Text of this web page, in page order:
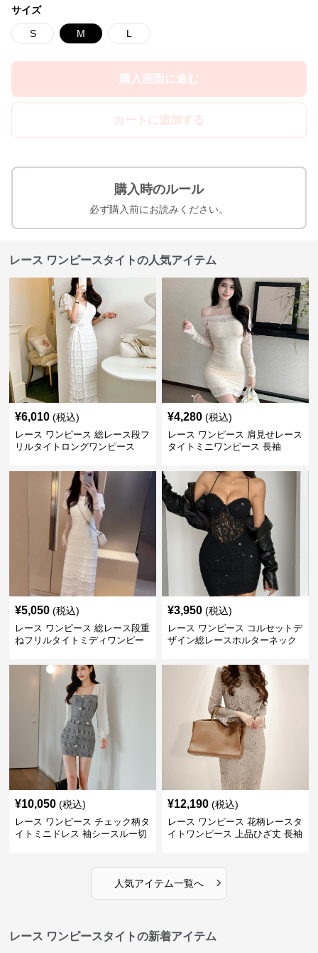
サイズ
S M L
購入画面に進む
カートに追加する
購入時のルール
必ず購入前にお読みください。
レース ワンピースタイトの人気アイテム
¥6,010 (税込)
レース ワンピース 総レース段フ
リルタイトロングワンピース
¥4,280 (税込)
レース ワンピース 肩見せレース
タイトミニワンピース 長袖
¥5,050 (税込)
レース ワンピース 総レース段重
ねフリルタイトミディワンピー
¥3,950 (税込)
レース ワンピース コルセットデ
ザイン総レースホルターネック
¥10,050 (税込)
レース ワンピース チェック柄タ
イトミニドレス 袖シースルー切
¥12,190 (税込)
レース ワンピース 花柄レースタ
イトワンピース 上品ひざ丈 長袖
人気アイテム一覧へ ›
レース ワンピースタイトの新着アイテム